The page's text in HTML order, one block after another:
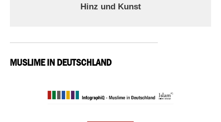
Hinz und Kunst
MUSLIME IN DEUTSCHLAND